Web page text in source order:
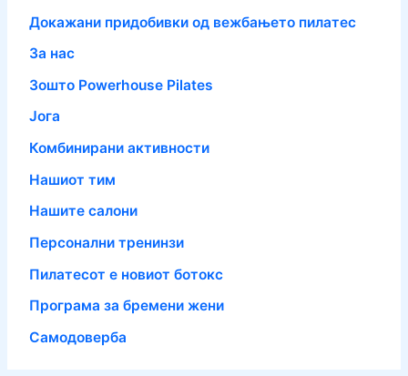
Докажани придобивки од вежбањето пилатес
За нас
Зошто Powerhouse Pilates
Јога
Комбинирани активности
Нашиот тим
Нашите салони
Персонални тренинзи
Пилатесот е новиот ботокс
Програма за бремени жени
Самодоверба